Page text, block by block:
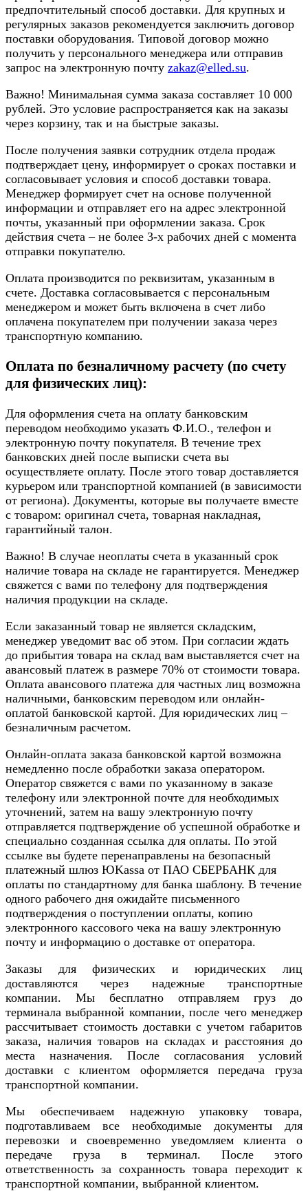
предпочтительный способ доставки. Для крупных и
регулярных заказов рекомендуется заключить договор
поставки оборудования. Типовой договор можно
получить у персонального менеджера или отправив
запрос на электронную почту zakaz@elled.su.
Важно! Минимальная сумма заказа составляет 10 000
рублей. Это условие распространяется как на заказы
через корзину, так и на быстрые заказы.
После получения заявки сотрудник отдела продаж
подтверждает цену, информирует о сроках поставки и
согласовывает условия и способ доставки товара.
Менеджер формирует счет на основе полученной
информации и отправляет его на адрес электронной
почты, указанный при оформлении заказа. Срок
действия счета – не более 3-х рабочих дней с момента
отправки покупателю.
Оплата производится по реквизитам, указанным в
счете. Доставка согласовывается с персональным
менеджером и может быть включена в счет либо
оплачена покупателем при получении заказа через
транспортную компанию.
Оплата по безналичному расчету (по счету
для физических лиц):
Для оформления счета на оплату банковским
переводом необходимо указать Ф.И.О., телефон и
электронную почту покупателя. В течение трех
банковских дней после выписки счета вы
осуществляете оплату. После этого товар доставляется
курьером или транспортной компанией (в зависимости
от региона). Документы, которые вы получаете вместе
с товаром: оригинал счета, товарная накладная,
гарантийный талон.
Важно! В случае неоплаты счета в указанный срок
наличие товара на складе не гарантируется. Менеджер
свяжется с вами по телефону для подтверждения
наличия продукции на складе.
Если заказанный товар не является складским,
менеджер уведомит вас об этом. При согласии ждать
до прибытия товара на склад вам выставляется счет на
авансовый платеж в размере 70% от стоимости товара.
Оплата авансового платежа для частных лиц возможна
наличными, банковским переводом или онлайн-
оплатой банковской картой. Для юридических лиц –
безналичным расчетом.
Онлайн-оплата заказа банковской картой возможна
немедленно после обработки заказа оператором.
Оператор свяжется с вами по указанному в заказе
телефону или электронной почте для необходимых
уточнений, затем на вашу электронную почту
отправляется подтверждение об успешной обработке и
специально созданная ссылка для оплаты. По этой
ссылке вы будете перенаправлены на безопасный
платежный шлюз ЮKassa от ПАО СБЕРБАНК для
оплаты по стандартному для банка шаблону. В течение
одного рабочего дня ожидайте письменного
подтверждения о поступлении оплаты, копию
электронного кассового чека на вашу электронную
почту и информацию о доставке от оператора.
Заказы для физических и юридических лиц
доставляются через надежные транспортные
компании. Мы бесплатно отправляем груз до
терминала выбранной компании, после чего менеджер
рассчитывает стоимость доставки с учетом габаритов
заказа, наличия товаров на складах и расстояния до
места назначения. После согласования условий
доставки с клиентом оформляется передача груза
транспортной компании.
Мы обеспечиваем надежную упаковку товара,
подготавливаем все необходимые документы для
перевозки и своевременно уведомляем клиента о
передаче груза в терминал. После этого
ответственность за сохранность товара переходит к
транспортной компании, выбранной клиентом.